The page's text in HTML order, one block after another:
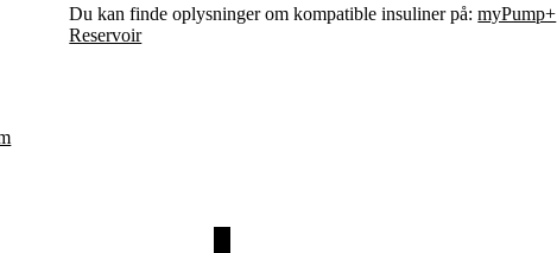
Du kan finde oplysninger om kompatible insuliner på:myPump+
Reservoir